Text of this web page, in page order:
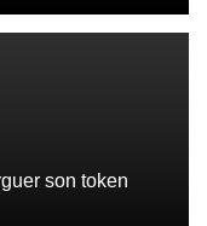
son token